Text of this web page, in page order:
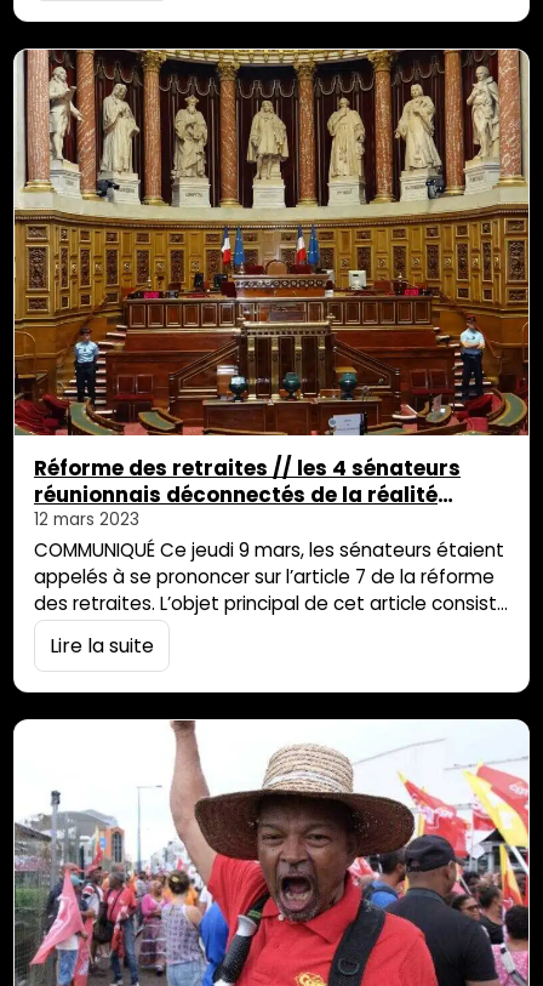
de poussettes, les personnes âgées et à mobilité
réduite […]
Réforme des retraites // les 4 sénateurs
réunionnais déconnectés de la réalité
sociale de notre territoire !
12 mars 2023
COMMUNIQUÉ Ce jeudi 9 mars, les sénateurs étaient
appelés à se prononcer sur l’article 7 de la réforme
des retraites. L’objet principal de cet article consiste
à reporter l’âge légal de départ à la retraite à 64
ans. Les quatre sénateurs réunionnais, Nassimah
Lire la suite